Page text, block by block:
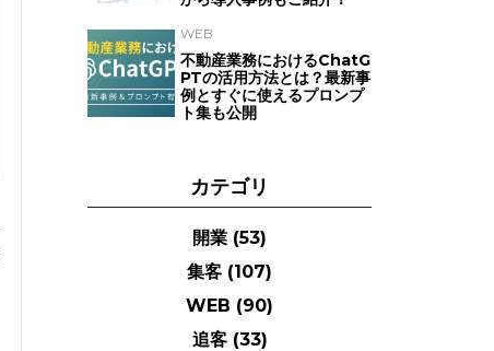
WEB
不動産業務におけるChatG
PTの活用方法とは？最新事
例とすぐに使えるプロンプ
ト集も公開
カテゴリ
開業 (53)
集客 (107)
WEB (90)
追客 (33)